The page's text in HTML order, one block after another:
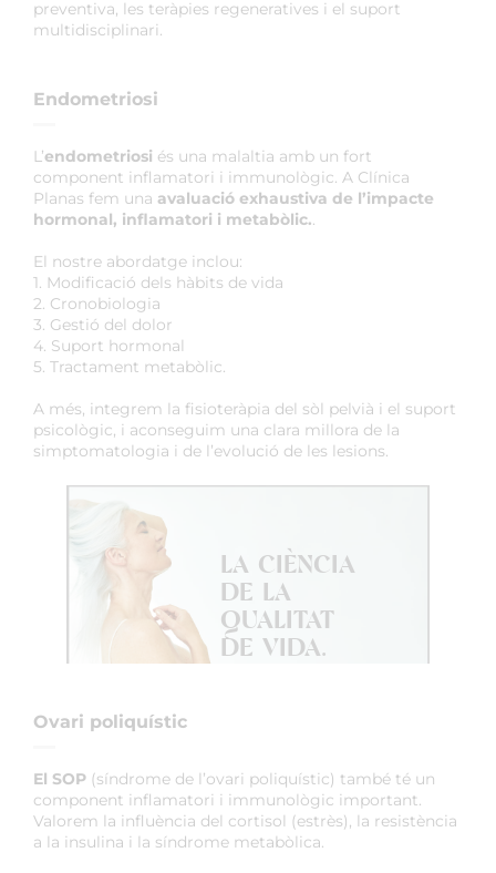
preventiva, les teràpies regeneratives i el suport
multidisciplinari.
Endometriosi
L’endometriosi és una malaltia amb un fort
component inflamatori i immunològic. A Clínica
Planas fem una avaluació exhaustiva de l’impacte
hormonal, inflamatori i metabòlic..
El nostre abordatge inclou:
1. Modificació dels hàbits de vida
2. Cronobiologia
3. Gestió del dolor
4. Suport hormonal
5. Tractament metabòlic.
A més, integrem la fisioteràpia del sòl pelvià i el suport
psicològic, i aconseguim una clara millora de la
simptomatologia i de l’evolució de les lesions.
LA CIÈNCIA
DE LA
QUALITAT
DE VIDA.
Ovari poliquístic
El SOP (síndrome de l’ovari poliquístic) també té un
component inflamatori i immunològic important.
Valorem la influència del cortisol (estrès), la resistència
a la insulina i la síndrome metabòlica.